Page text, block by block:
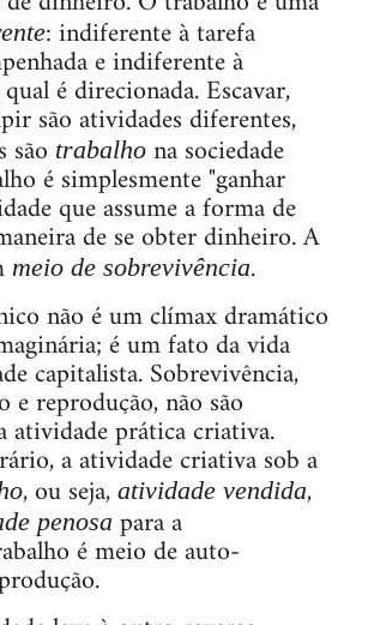
: indiferente à tarefa
e indiferente à
é direcionada. Escavar,
são atividades diferentes,
são trabalho na sociedade
é simplesmente "ganhar
que assume a forma de
de se obter dinheiro. A
meio de sobrevivência.
não é um clímax dramático
é um fato da vida
capitalista. Sobrevivência,
e reprodução, não são
atividade prática criativa.
a atividade criativa sob a
, ou seja, atividade vendida,
penosa para a
é meio de auto-